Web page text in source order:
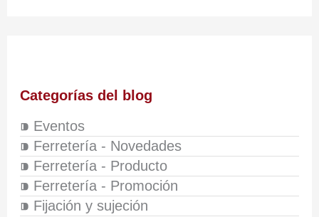
Categorías del blog
⁍ Eventos
⁍ Ferretería - Novedades
⁍ Ferretería - Producto
⁍ Ferretería - Promoción
⁍ Fijación y sujeción